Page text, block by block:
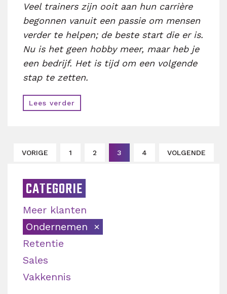
Veel trainers zijn ooit aan hun carrière
begonnen vanuit een passie om mensen
verder te helpen; de beste start die er is.
Nu is het geen hobby meer, maar heb je
een bedrijf. Het is tijd om een volgende
stap te zetten.
Lees verder
VORIGE 1 2 3 4 VOLGENDE
CATEGORIE
Meer klanten
Ondernemen
Retentie
Sales
Vakkennis